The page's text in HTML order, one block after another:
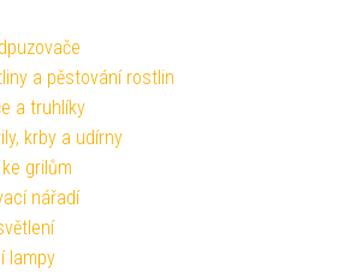
a pěstování rostlin
a truhlíky
krby a udírny
grilům
nářadí
lampy